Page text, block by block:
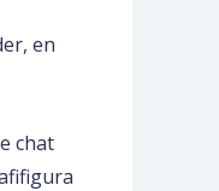
en
chat